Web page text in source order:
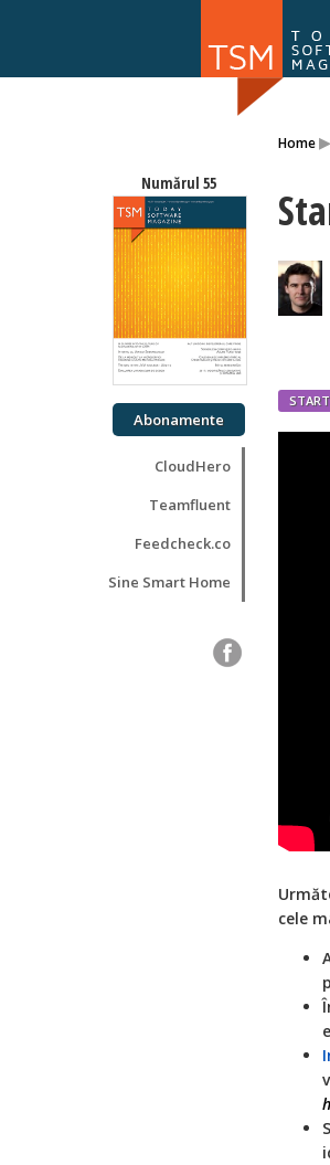
Home▸
Numărul 55
Abonamente
CloudHero
Teamfluent
Feedcheck.co
Sine Smart Home
cele